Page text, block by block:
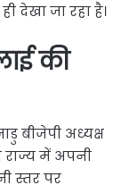
जा रहा है।
की
बीजेपी अध्यक्ष
राज्य में अपनी
स्तर पर